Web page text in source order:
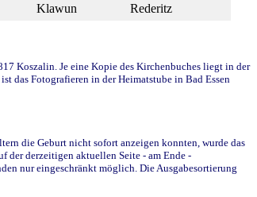
Klawun Rederitz
Koszalin. Je eine Kopie des Kirchenbuches liegt in der
das Fotografieren in der Heimatstube in Bad Essen
die Geburt nicht sofort anzeigen konnten, wurde das
der derzeitigen aktuellen Seite - am Ende -
nur eingeschränkt möglich. Die Ausgabesortierung